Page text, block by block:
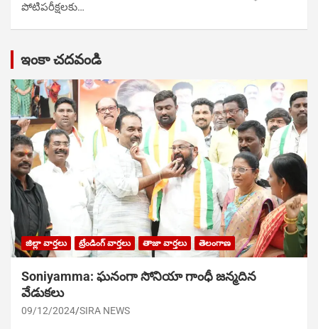
పోటిప‌రీక్ష‌ల‌కు…
ఇంకా చదవండి
జిల్లా వార్తలు ట్రేండింగ్ వార్తలు తాజా వార్తలు తెలంగాణ
Soniyamma: ఘ‌నంగా సోనియా గాంధీ జ‌న్మ‌దిన
వేడుక‌లు
09/12/2024 SIRA NEWS